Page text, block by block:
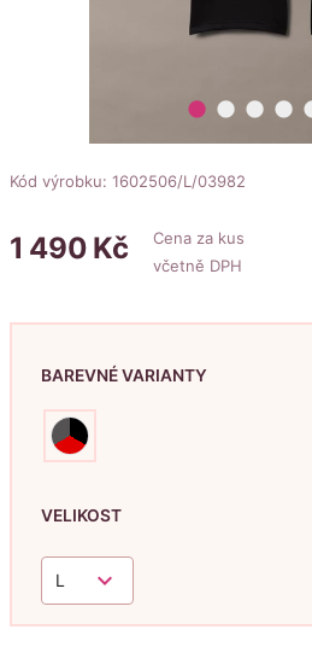
lens lens lens lens
Kód výrobku: 1602506/L/03982
1 490 Kč
Cena za kus
včetně DPH
BAREVNÉ VARIANTY
VELIKOST
L keyboard_arrow_down